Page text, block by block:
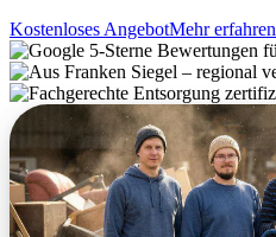
Kostenloses AngebotMehr erfahren